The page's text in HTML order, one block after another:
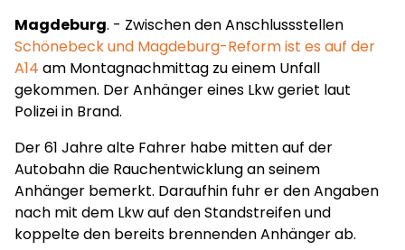
Magdeburg. - Zwischen den Anschlussstellen
Schönebeck und Magdeburg-Reform ist es auf der
A14 am Montagnachmittag zu einem Unfall
gekommen. Der Anhänger eines Lkw geriet laut
Polizei in Brand.
Der 61 Jahre alte Fahrer habe mitten auf der
Autobahn die Rauchentwicklung an seinem
Anhänger bemerkt. Daraufhin fuhr er den Angaben
nach mit dem Lkw auf den Standstreifen und
koppelte den bereits brennenden Anhänger ab.